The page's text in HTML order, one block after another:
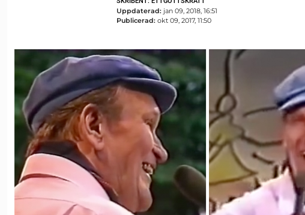
Uppdaterad: jan 09, 2018, 16:51
Publicerad: okt 09, 2017, 11:50